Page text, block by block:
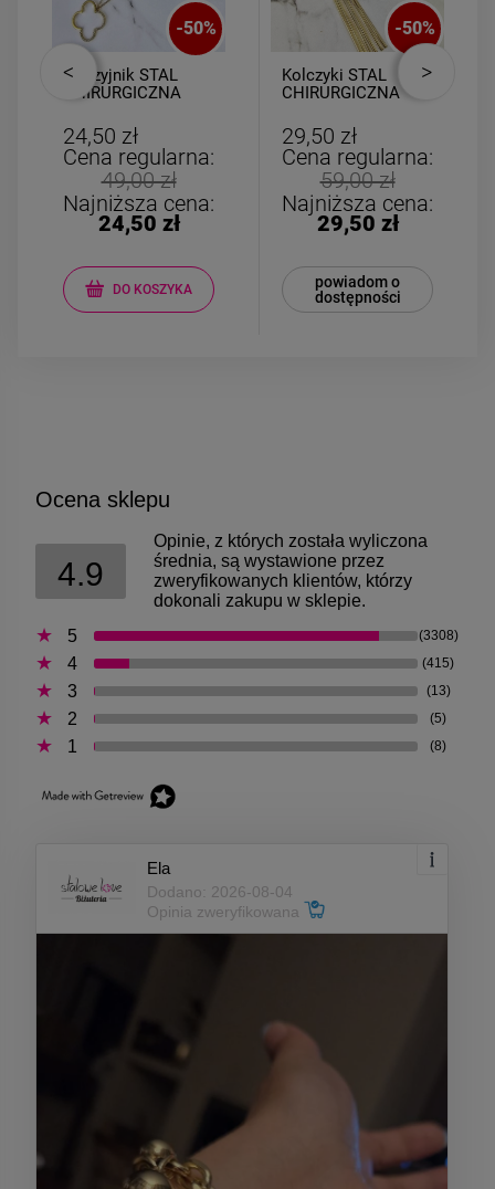
-50%
Naszyjnik STAL
CHIRURGICZNA
ażurowa cyrkonie
24,50 zł
Cena regularna:
49,00 zł
Najniższa cena:
24,50 zł
DO KOSZYKA
-50%
Kolczyki STAL
CHIRURGICZNA
łańcuszki
29,50 zł
Cena regularna:
59,00 zł
Najniższa cena:
29,50 zł
powiadom o
dostępności
Ocena sklepu
4.9
Opinie, z których została wyliczona
średnia, są wystawione przez
zweryfikowanych klientów, którzy
dokonali zakupu w sklepie.
5
(3308)
4 (415)
3 (13)
2 (5)
1 (8)
Ela
Dodano: 2026-08-04
Opinia zweryfikowana